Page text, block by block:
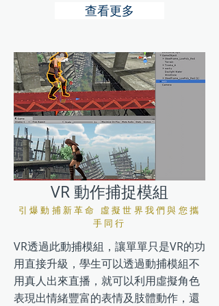
查看更多
VR 動作捕捉模組
引爆動捕新革命 虛擬世界我們與您攜
手同行
VR透過此動捕模組，讓單單只是VR的功
用直接升級，學生可以透過動捕模組不
用真人出來直播，就可以利用虛擬角色
表現出情緒豐富的表情及肢體動作，還